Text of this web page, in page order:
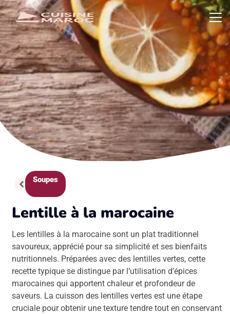
Soupes
Lentille à la marocaine
Les lentilles à la marocaine sont un plat traditionnel
savoureux, apprécié pour sa simplicité et ses bienfaits
nutritionnels. Préparées avec des lentilles vertes, cette
recette typique se distingue par l’utilisation d’épices
marocaines qui apportent chaleur et profondeur de
saveurs. La cuisson des lentilles vertes est une étape
cruciale pour obtenir une texture tendre tout en conservant